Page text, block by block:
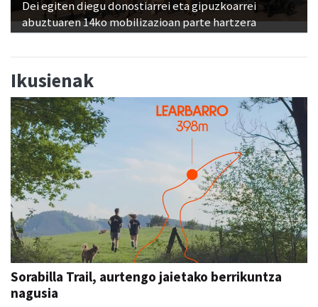
Dei egiten diegu donostiarrei eta gipuzkoarrei
abuztuaren 14ko mobilizazioan parte hartzera
Ikusienak
Sorabilla Trail, aurtengo jaietako berrikuntza
nagusia